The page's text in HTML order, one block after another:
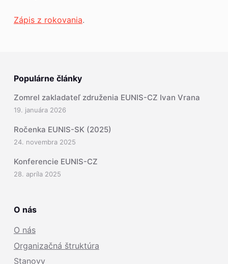
Zápis z rokovania.
Populárne články
Zomrel zakladateľ združenia EUNIS-CZ Ivan Vrana
19. januára 2026
Ročenka EUNIS-SK (2025)
24. novembra 2025
Konferencie EUNIS-CZ
28. apríla 2025
O nás
O nás
Organizačná štruktúra
Stanovy